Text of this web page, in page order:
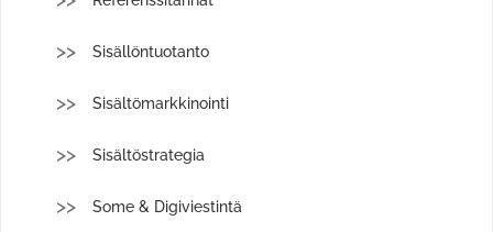
Sisällöntuotanto
Sisältömarkkinointi
Sisältöstrategia
Some & Digiviestintä